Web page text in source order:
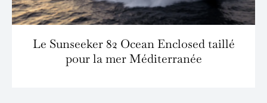
Le Sunseeker 82 Ocean Enclosed taillé
pour la mer Méditerranée